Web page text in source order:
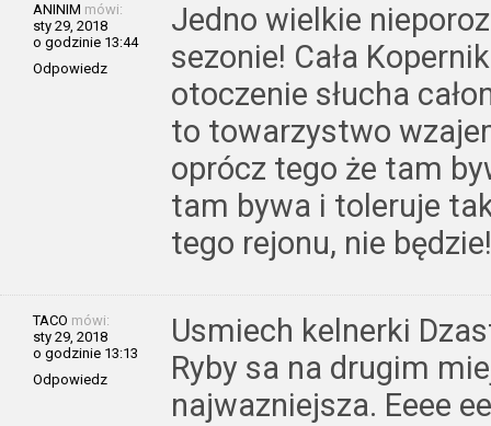
ANINIM mówi:
sty 29, 2018
o godzinie 13:44
Odpowiedz
Jedno wielkie
sezonie! Cała
otoczenie słucha
to towarzystwo
oprócz tego że tam
tam bywa i toleruje
tego rejonu, nie
TACO mówi:
sty 29, 2018
o godzinie 13:13
Odpowiedz
Usmiech kelnerki
Ryby sa na drugim
najwazniejsza. Eeee